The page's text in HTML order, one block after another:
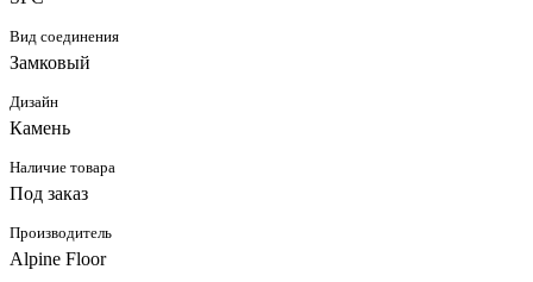
Вид соединения
Замковый
Дизайн
Камень
Наличие товара
Под заказ
Производитель
Alpine Floor